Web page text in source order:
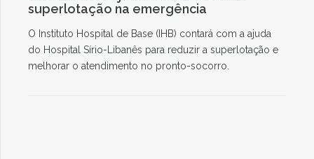
superlotação na emergência
O Instituto Hospital de Base (IHB) contará com a ajuda
do Hospital Sírio-Libanês para reduzir a superlotação e
melhorar o atendimento no pronto-socorro.